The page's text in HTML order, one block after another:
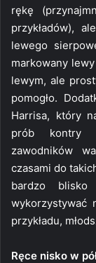
rękę
przykładów),
lewego
markowany
lewym, ale
pomogło.
Harrisa, który
prób kontry
zawodników
czasami do
bardzo
wykorzystywać
przykładu,
Ręce nisko w